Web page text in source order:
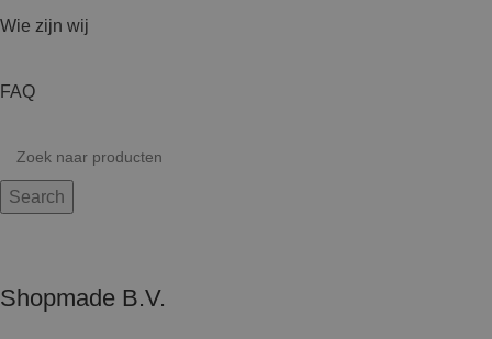
Wie zijn wij
FAQ
Search
Shopmade B.V.